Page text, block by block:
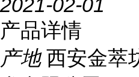
2021-02-01
产品详情
产地 西安金萃